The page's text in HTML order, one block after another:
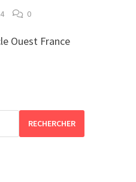
0
Ouest France
RECHERCHER